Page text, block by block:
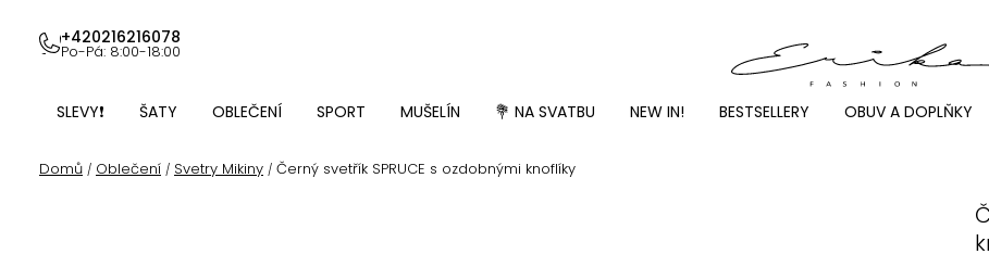
obsah
+420216216078
Po-Pá: 8:00-18:00
SLEVY❗ ŠATY OBLEČENÍ SPORT MUŠELÍN 💐 NA SVATBU NEW IN! BESTSELLERY OBUV A DOPLŇKY
Domů / Oblečení / Svetry Mikiny / Černý svetřík SPRUCE s ozdobnými knoflíky